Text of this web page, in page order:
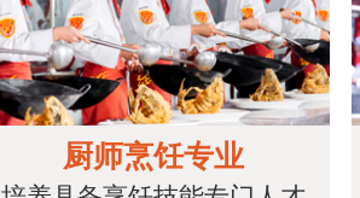
厨师烹饪专业